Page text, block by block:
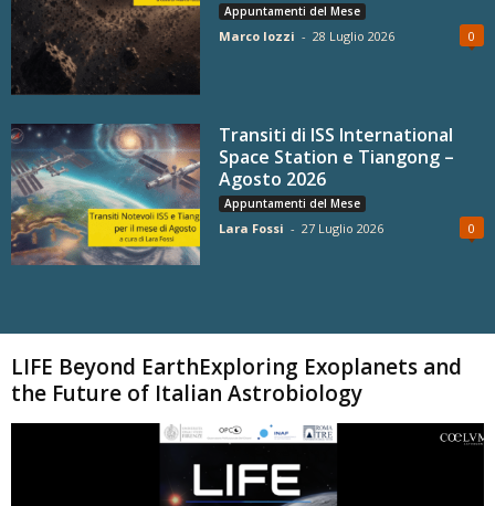
Appuntamenti del Mese
Marco Iozzi - 28 Luglio 2026 0
Transiti di ISS International
Space Station e Tiangong –
Agosto 2026
Appuntamenti del Mese
Lara Fossi - 27 Luglio 2026 0
LIFE Beyond EarthExploring Exoplanets and
the Future of Italian Astrobiology